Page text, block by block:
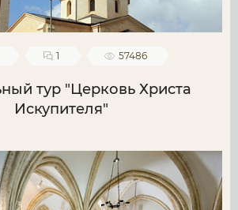
1 57486
тур "Церковь Христа
Искупителя"